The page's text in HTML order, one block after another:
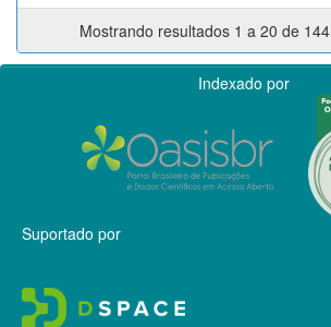
Mostrando resultados 1 a 20 de 144
Indexado por
Suportado por